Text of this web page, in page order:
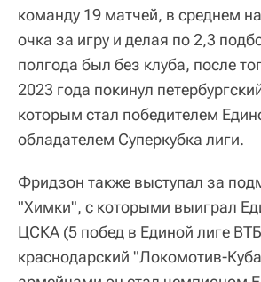
команду 19 матчей, в среднем
очка за игру и делая по 2,3
полгода был без клуба, после
2023 года покинул
которым стал победителем
обладателем Суперкубка лиги.
Фридзон также выступал за
"Химки", с которыми выиграл
ЦСКА (5 побед в Единой лиге
краснодарский "Локомотив-